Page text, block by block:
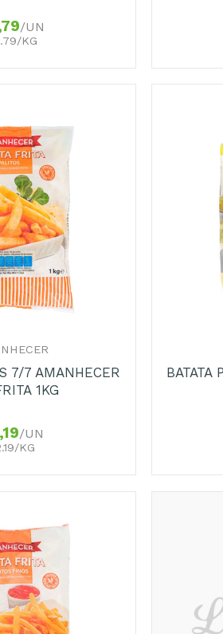
/UN
KG
7/7 AMANHECER
1KG
/UN
KG
BATATA